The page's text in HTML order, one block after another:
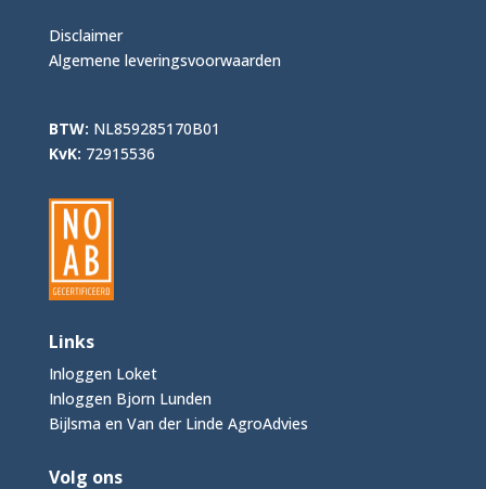
Disclaimer
Algemene leveringsvoorwaarden
BTW: NL859285170B01
KvK: 72915536
Links
Inloggen Loket
Inloggen Bjorn Lunden
Bijlsma en Van der Linde AgroAdvies
Volg ons